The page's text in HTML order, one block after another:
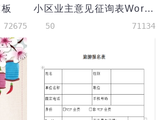
72675
小区业主意见征询表Word模板
50 71134